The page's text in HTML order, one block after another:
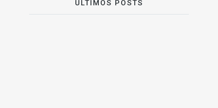
ÚLTIMOS POSTS